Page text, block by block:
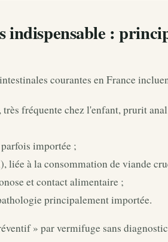
:
courantes en France
fréquente chez l'enfant, prurit
importée ;
liée à la consommation de viande
et contact alimentaire ;
principalement importée.
» par vermifuge sans